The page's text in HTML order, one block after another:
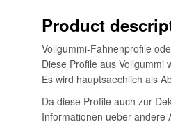
Product
Vollgummi-Fahnenprofile
Diese Profile aus
Es wird hauptsaechlich als
Da diese Profile auch zur
Informationen ueber andere